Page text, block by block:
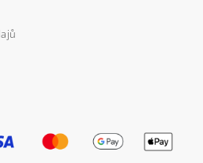
spodmínkami